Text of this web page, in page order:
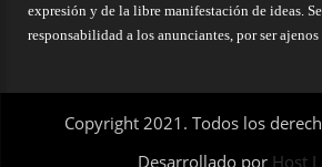
expresión y de la libre manifestación de ideas.
responsabilidad a los anunciantes, por ser ajenos
Copyright 2021. Todos los
Desarrollado por Host